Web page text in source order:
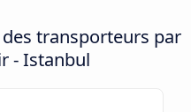
transporteurs par
- Istanbul